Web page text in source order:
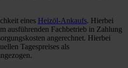
eines Heizöl-Ankaufs. Hierbei
ausführenden Fachbetrieb in Zahlung
angerechnet. Hierbei
Tagespreises als